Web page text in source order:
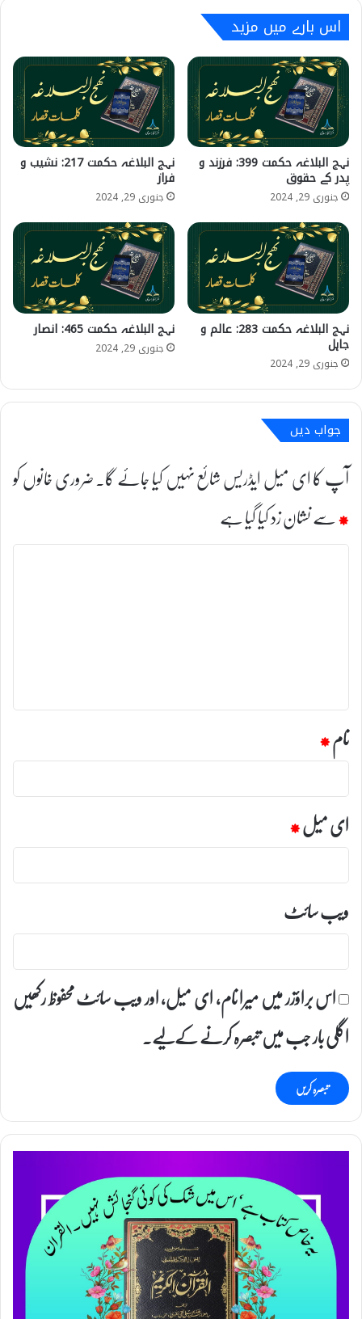
اس بارے میں مزید
نہج البلاغہ حکمت 399: فرزند و
پدر کے حقوق
جنوری 29, 2024
نہج البلاغہ حکمت 217: نشیب و
فراز
جنوری 29, 2024
نہج البلاغہ حکمت 283: عالم و
جاہل
جنوری 29, 2024
نہج البلاغہ حکمت 465: انصار
جنوری 29, 2024
جواب دیں
آپ کا ای میل ایڈریس شائع نہیں کیا جائے گا۔ضروری خانوں کو
*سے نشان زد کیا گیا ہے
ت
نام*
ای میل*
ویب‌ سائٹ
اس براؤزر میں میرا نام، ای میل، اور ویب سائٹ محفوظ رکھیں
اگلی بار جب میں تبصرہ کرنے کےلیے۔